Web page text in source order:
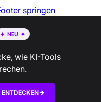
springen
wie KI-Tools